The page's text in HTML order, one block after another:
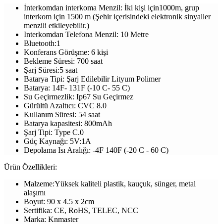
İnterkomdan interkoma Menzil: İki kişi için1000m, grup
interkom için 1500 m (Şehir içerisindeki elektronik sinyaller
menzili etkileyebilir.)
Interkomdan Telefona Menzil: 10 Metre
Bluetooth:1
Konferans Görüşme: 6 kişi
Bekleme Süresi: 700 saat
Şarj Süresi:5 saat
Batarya Tipi: Şarj Edilebilir Lityum Polimer
Batarya: 14F- 131F (-10 C- 55 C)
Su Geçirmezlik: Ip67 Su Geçirmez
Gürültü Azaltıcı: CVC 8.0
Kullanım Süresi: 54 saat
Batarya kapasitesi: 800mAh
Şarj Tipi: Type C.0
Güç Kaynağı: 5V:1A
Depolama Isı Aralığı: -4F 140F (-20 C - 60 C)
Ürün Özellikleri:
Malzeme:Yüksek kaliteli plastik, kauçuk, sünger, metal
alaşımı
Boyut: 90 x 4.5 x 2cm
Sertifika: CE, RoHS, TELEC, NCC
Marka: Knmaster